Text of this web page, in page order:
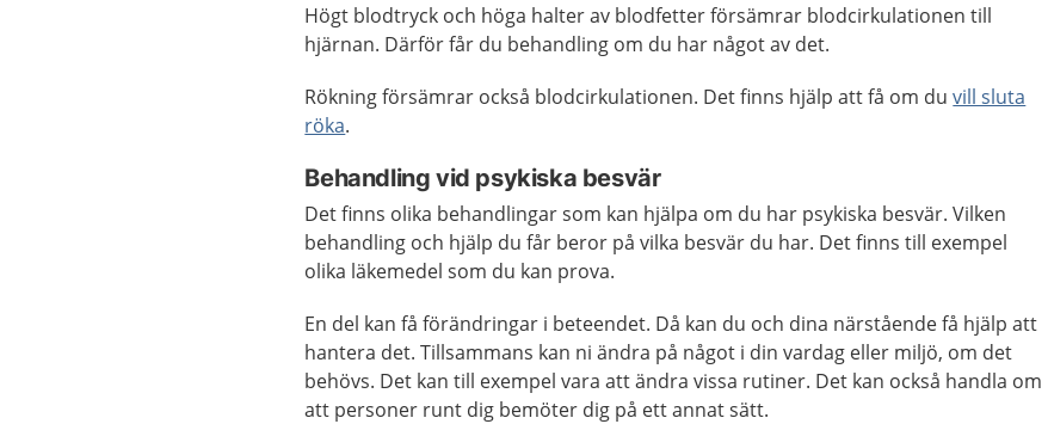
Högt blodtryck och höga halter av blodfetter försämrar blodcirkulationen till
hjärnan. Därför får du behandling om du har något av det.
Rökning försämrar också blodcirkulationen. Det finns hjälp att få om duvill sluta
röka.
Behandling vid psykiska besvär
Det finns olika behandlingar som kan hjälpa om du har psykiska besvär. Vilken
behandling och hjälp du får beror på vilka besvär du har. Det finns till exempel
olika läkemedel som du kan prova.
En del kan få förändringar i beteendet. Då kan du och dina närstående få hjälp att
hantera det. Tillsammans kan ni ändra på något i din vardag eller miljö, om det
behövs. Det kan till exempel vara att ändra vissa rutiner. Det kan också handla om
att personer runt dig bemöter dig på ett annat sätt.